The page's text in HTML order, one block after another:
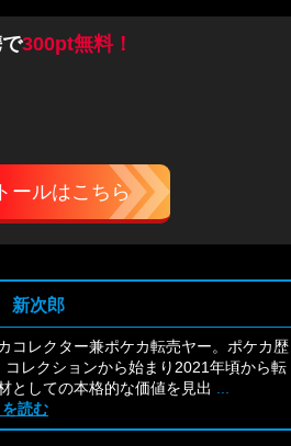
300pt無料！
ールはこちら
新次郎
コレクター兼ポケカ転売ヤー。ポケカ歴
コレクションから始まり2021年頃から転
としての本格的な価値を見出 ...
読む